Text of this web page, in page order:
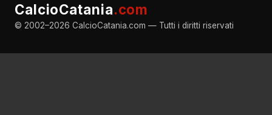
CalcioCatania.com
© 2002–2026 CalcioCatania.com — Tutti i diritti riservati